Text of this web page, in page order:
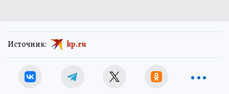
Источник: kp.ru